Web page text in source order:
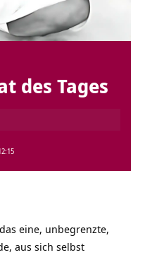
des Tages
eine, unbegrenzte,
aus sich selbst